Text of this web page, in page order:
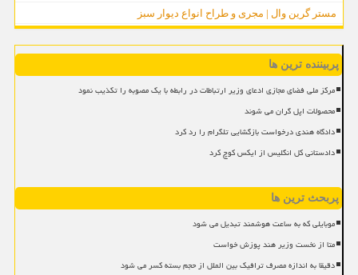
مستر گرین وال | مجری و طراح انواع دیوار سبز
پربیننده ترین ها
مرکز ملی فضای مجازی ادعای وزیر ارتباطات در رابطه با یک مصوبه را تکذیب نمود
محصولات اپل گران می شوند
دادگاه هندی درخواست بازگشایی تلگرام را رد کرد
دادستانی کل انگلیس از ایکس کوچ کرد
پربحث ترین ها
موبایلی که به ساعت هوشمند تبدیل می شود
متا از نخست وزیر هند پوزش خواست
دقیقا به اندازه مصرف ترافیک بین الملل از حجم بسته کسر می شود